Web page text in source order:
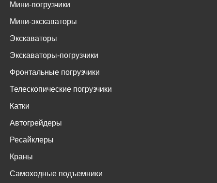
Мини-погрузчики
Мини-экскаваторы
Экскаваторы
Экскаваторы-погрузчики
Фронтальные погрузчики
Телескопические погрузчики
Катки
Автогрейдеры
Ресайклеры
Краны
Самоходные подъемники